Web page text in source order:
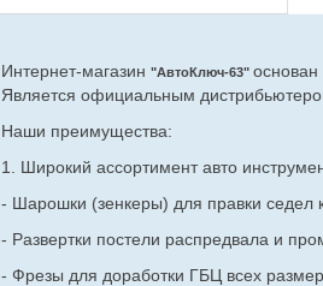
Интернет-магазин "АвтоКлюч-63"
Является официальным
Наши преимущества:
1. Широкий ассортимент авто
- Шарошки (зенкеры) для правки
- Развертки постели распредвала и
- Фрезы для доработки ГБЦ всех